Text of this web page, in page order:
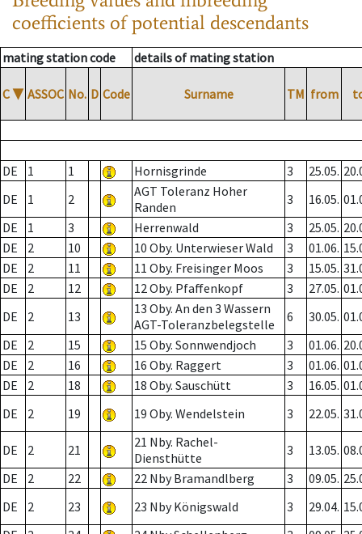
coefficients of potential descendants
mating station code details of mating station
C ▼ ASSOC No. D Code Surname TM from
DE 1 1 Hornisgrinde 3 25.05.
DE
1 2
AGT Toleranz Hoher
Randen
3 16.05.
DE
1 3 Herrenwald 3 25.05.
DE
2 10 10 Oby. Unterwieser Wald 3 01.06.
DE
2 11 11 Oby. Freisinger Moos 3 15.05.
DE
2 12 12 Oby. Pfaffenkopf 3 27.05.
DE
2 13
13 Oby. An den 3 Wassern
AGT-Toleranzbelegstelle
6 30.05.
DE
2 15 15 Oby. Sonnwendjoch 3 01.06.
DE
2 16 16 Oby. Raggert 3 01.06.
DE
2 18 18 Oby. Sauschütt 3 16.05.
DE
2 19 19 Oby. Wendelstein 3 22.05.
DE 2 21
21 Nby. Rachel-
Diensthütte
3 13.05.
DE
2 22 22 Nby Bramandlberg 3 09.05.
DE
2 23 23 Nby Königswald 3 29.04.